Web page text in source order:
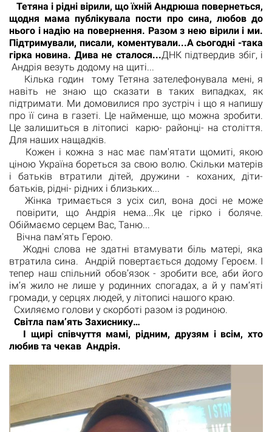
Тетяна і рідні вірили, що їхній Андрюша повернеться,
щодня мама публікувала пости про сина, любов до
нього і надію на повернення. Разом з нею вірили і ми.
Підтримували, писали, коментували...А сьогодні -така
гірка новина. Дива не сталося...ДНК підтвердив збіг, і
Андрія везуть додому на щиті...
Кілька годин тому Тетяна зателефонувала мені, я
навіть не знаю що сказати в таких випадках, як
підтримати. Ми домовилися про зустріч і що я напишу
про її сина в газеті. Це найменше, що можна зробити.
Це залишиться в літописі карю- районці- на століття.
Для наших нащадків.
Кожен і кожна з нас має пам'ятати щомиті, якою
ціною Україна бореться за свою волю. Скільки матерів
і батьків втратили дітей, дружини - коханих, діти-
батьків, рідні- рідних і близьких...
Жінка тримається з усіх сил, вона досі не може
повірити, що Андрія нема...Як це гірко і боляче.
Обіймаємо серцем Вас, Таню...
Вічна пам'ять Герою.
Жодні слова не здатні втамувати біль матері, яка
втратила сина. Андрій повертається додому Героєм. І
тепер наш спільний обов’язок - зробити все, аби його
ім’я жило не лише у родинних спогадах, а й у пам’яті
громади, у серцях людей, у літописі нашого краю.
Схиляємо голови у скорботі разом із родиною.
Світла пам’ять Захиснику…
І щирі співчуття мамі, рідним, друзям і всім, хто
любив та чекав Андрія.